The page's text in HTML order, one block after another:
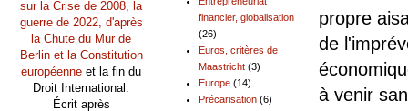
propre
de
à venir
financier, globalisation
(26)
Euros, critères de
Maastricht (3)
Europe (14)
Précarisation (6)
sur la Crise de 2008, la
guerre de 2022, d'après
la Chute du Mur de
Berlin et la Constitution
européenne et la fin du
Droit International.
Écrit après